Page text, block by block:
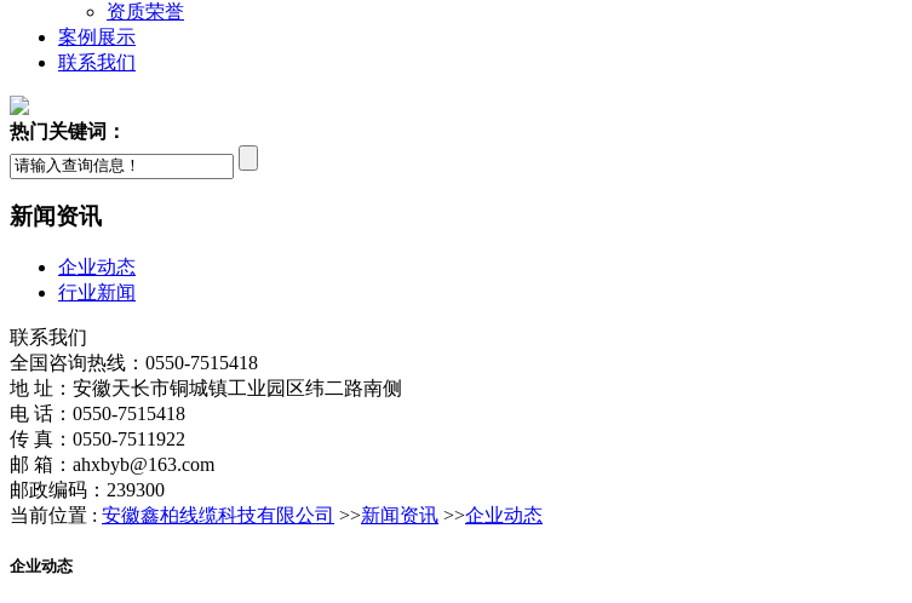
资质荣誉
案例展示
联系我们
热门关键词：
新闻资讯
企业动态
行业新闻
联系我们
全国咨询热线： 0550-7515418
地 址：安徽天长市铜城镇工业园区纬二路南侧
电 话：0550-7515418
传 真：0550-7511922
邮 箱：ahxbyb@163.com
邮政编码：239300
当前位置 : 安徽鑫柏线缆科技有限公司 >>新闻资讯 >>企业动态
企业动态